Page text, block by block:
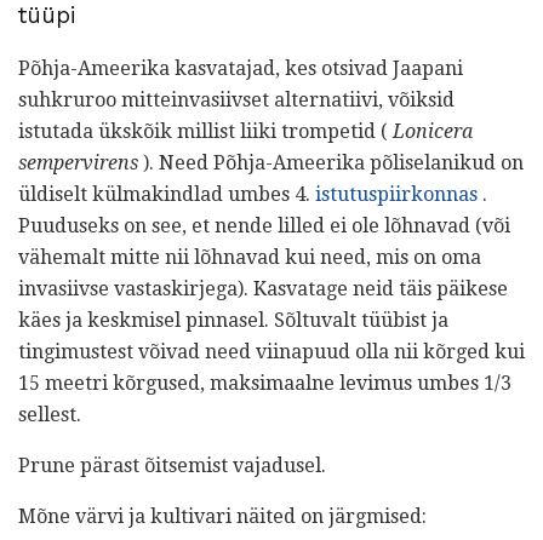
tüüpi
Põhja-Ameerika kasvatajad, kes otsivad Jaapani
suhkruroo mitteinvasiivset alternatiivi, võiksid
istutada ükskõik millist liiki trompetid (Lonicera
sempervirens ). Need Põhja-Ameerika põliselanikud on
üldiselt külmakindlad umbes 4. istutuspiirkonnas .
Puuduseks on see, et nende lilled ei ole lõhnavad (või
vähemalt mitte nii lõhnavad kui need, mis on oma
invasiivse vastaskirjega). Kasvatage neid täis päikese
käes ja keskmisel pinnasel. Sõltuvalt tüübist ja
tingimustest võivad need viinapuud olla nii kõrged kui
15 meetri kõrgused, maksimaalne levimus umbes 1/3
sellest.
Prune pärast õitsemist vajadusel.
Mõne värvi ja kultivari näited on järgmised: